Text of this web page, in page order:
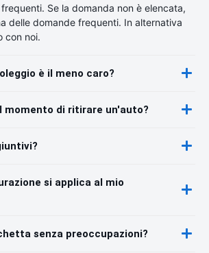
Se la domanda non è elencata,
delle domande frequenti. In alternativa
con noi.
è il meno caro?
momento di ritirare un'auto?
si applica al mio
senza preoccupazioni?